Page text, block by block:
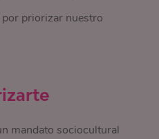
priorizar nuestro
mandato sociocultural